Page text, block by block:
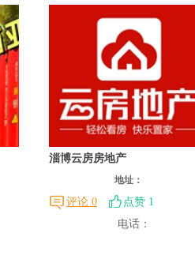
淄博云房房地产
地址：
评论 0
点赞 1
电话：